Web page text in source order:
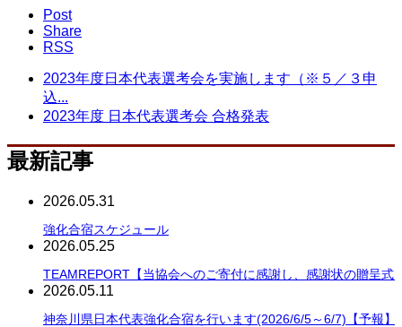
Post
Share
RSS
2023年度日本代表選考会を実施します（※５／３申
込...
2023年度 日本代表選考会 合格発表
最新記事
2026.05.31
強化合宿スケジュール
2026.05.25
TEAMREPORT【当協会へのご寄付に感謝し、感謝状の贈呈式
2026.05.11
神奈川県日本代表強化合宿を行います(2026/6/5～6/7)【予報】